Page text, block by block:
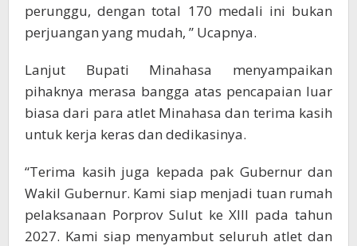
perunggu, dengan total 170 medali ini bukan
perjuangan yang mudah, ” Ucapnya.
Lanjut Bupati Minahasa menyampaikan
pihaknya merasa bangga atas pencapaian luar
biasa dari para atlet Minahasa dan terima kasih
untuk kerja keras dan dedikasinya.
“Terima kasih juga kepada pak Gubernur dan
Wakil Gubernur. Kami siap menjadi tuan rumah
pelaksanaan Porprov Sulut ke XIII pada tahun
2027. Kami siap menyambut seluruh atlet dan